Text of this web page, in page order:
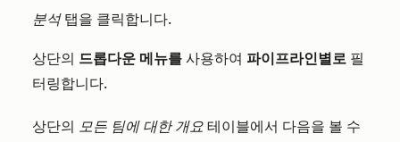
분석탭을 클릭합니다.
상단의 드롭다운 메뉴를 사용하여 파이프라인별로 필
터링합니다.
상단의 모든 팀에 대한 개요 테이블에서 다음을 볼 수